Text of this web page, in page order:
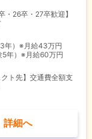
・26卒・27卒歓迎】
年）※月給43万円
年）※月給60万円
ト先】交通費全額支
詳細へ